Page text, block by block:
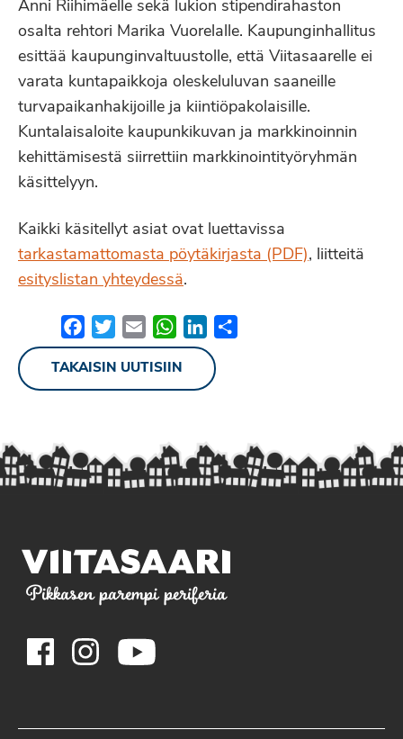
Anni Riihimäelle sekä lukion stipendirahaston
osalta rehtori Marika Vuorelalle. Kaupunginhallitus
esittää kaupunginvaltuustolle, että Viitasaarelle ei
varata kuntapaikkoja oleskeluluvan saaneille
turvapaikanhakijoille ja kiintiöpakolaisille.
Kuntalaisaloite kaupunkikuvan ja markkinoinnin
kehittämisestä siirrettiin markkinointityöryhmän
käsittelyyn.
Kaikki käsitellyt asiat ovat luettavissa
tarkastamattomasta pöytäkirjasta (PDF), liitteitä
esityslistan yhteydessä.
FacebookTwitterEmail WhatsApp
LinkedIn
TAKAISIN UUTISIIN
Pikkasen parempi periferia